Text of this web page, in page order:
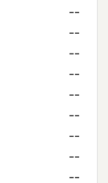
--
--
--
--
--
--
--
--
--